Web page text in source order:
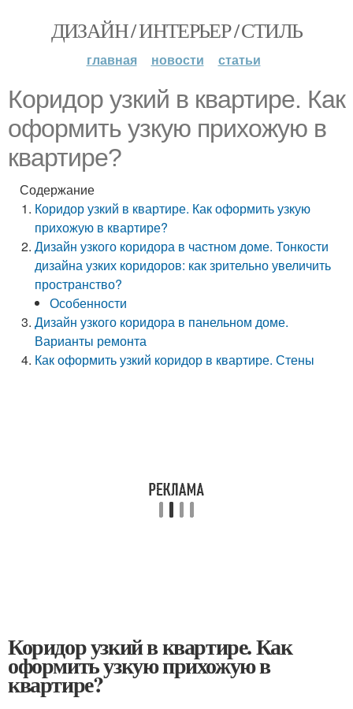
ДИЗАЙН / ИНТЕРЬЕР / СТИЛЬ
главная новости статьи
Коридор узкий в квартире. Как
оформить узкую прихожую в
квартире?
Содержание
Коридор узкий в квартире. Как оформить узкую
прихожую в квартире?
Дизайн узкого коридора в частном доме. Тонкости
дизайна узких коридоров: как зрительно увеличить
пространство?
Особенности
Дизайн узкого коридора в панельном доме.
Варианты ремонта
Как оформить узкий коридор в квартире. Стены
Коридор узкий в квартире. Как
оформить узкую прихожую в
квартире?